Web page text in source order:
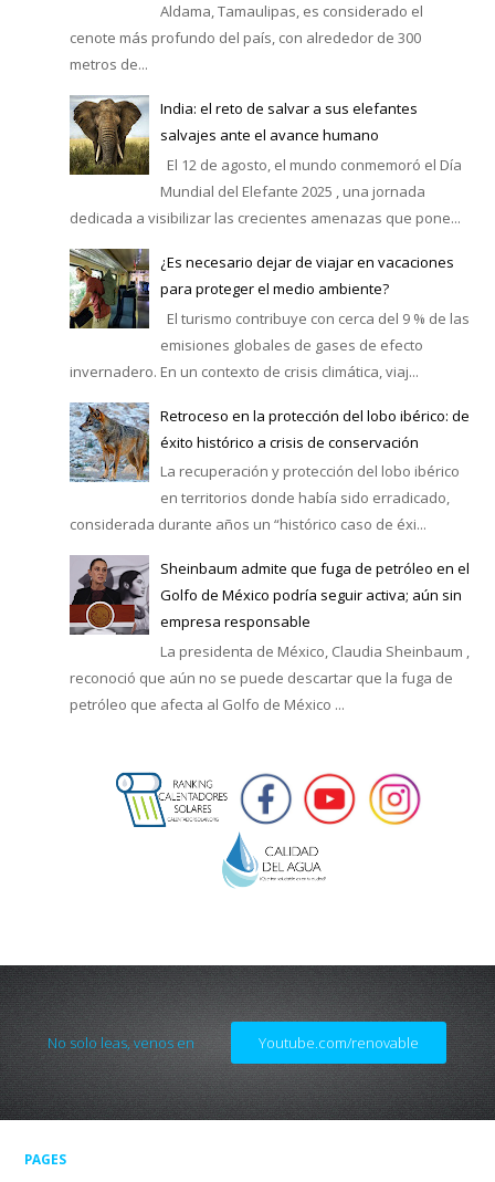
Aldama, Tamaulipas, es considerado el
cenote más profundo del país, con alrededor de 300
metros de...
India: el reto de salvar a sus elefantes
salvajes ante el avance humano
El 12 de agosto, el mundo conmemoró el Día
Mundial del Elefante 2025 , una jornada
dedicada a visibilizar las crecientes amenazas que pone...
¿Es necesario dejar de viajar en vacaciones
para proteger el medio ambiente?
El turismo contribuye con cerca del 9 % de las
emisiones globales de gases de efecto
invernadero. En un contexto de crisis climática, viaj...
Retroceso en la protección del lobo ibérico: de
éxito histórico a crisis de conservación
La recuperación y protección del lobo ibérico
en territorios donde había sido erradicado,
considerada durante años un “histórico caso de éxi...
Sheinbaum admite que fuga de petróleo en el
Golfo de México podría seguir activa; aún sin
empresa responsable
La presidenta de México, Claudia Sheinbaum ,
reconoció que aún no se puede descartar que la fuga de
petróleo que afecta al Golfo de México ...
No solo leas, venos en Youtube.com/renovable
PAGES